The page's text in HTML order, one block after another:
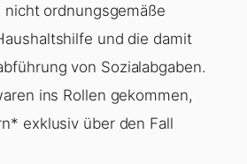
ordnungsgemäße
und die damit
von Sozialabgaben.
ins Rollen gekommen,
exklusiv über den Fall